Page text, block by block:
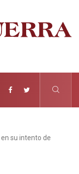
su intento de